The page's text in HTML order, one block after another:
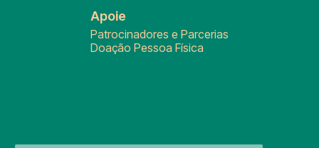
Apoie
Patrocinadores e Parcerias
Doação Pessoa Física